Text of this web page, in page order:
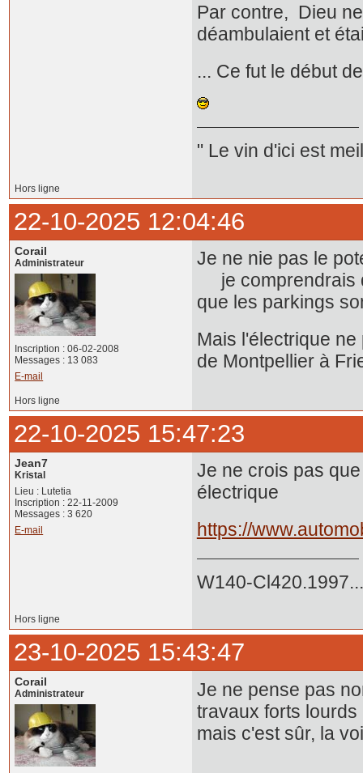
Par contre, Dieu
déambulaient et
... Ce fut le début
" Le vin d'ici est
Hors ligne
22-10-2025 12:04:46
Corail
Administrateur
Inscription : 06-02-2008
Messages : 13 083
E-mail
Je ne nie pas le
je comprendrais
que les parkings
Mais l'électrique
de Montpellier à
Hors ligne
22-10-2025 15:47:23
Jean7
Kristal
Lieu : Lutetia
Inscription : 22-11-2009
Messages : 3 620
E-mail
Je ne crois pas
électrique
https://
W140-Cl420.1997...
Hors ligne
23-10-2025 15:43:47
Corail
Administrateur
Je ne pense pas
travaux forts lourds
mais c'est sûr, la